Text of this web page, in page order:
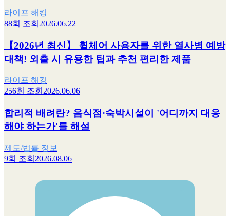
라이프 해킹
88회 조회 2026.06.22
【2026년 최신】 휠체어 사용자를 위한 열사병 예방
대책! 외출 시 유용한 팁과 추천 편리한 제품
라이프 해킹
256회 조회 2026.06.06
합리적 배려란? 음식점·숙박시설이 '어디까지 대응
해야 하는가'를 해설
제도/법률 정보
9회 조회 2026.08.06